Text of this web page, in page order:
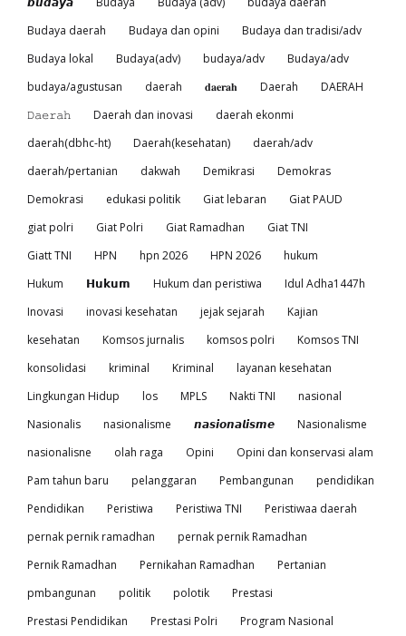
Budaya daerah
Budaya dan opini
Budaya dan tradisi/adv
Budaya lokal
Budaya(adv) budaya/adv
Budaya/adv
budaya/agustusan
daerah 𝐝𝐚𝐞𝐫𝐚𝐡 Daerah
DAERAH
𝙳𝚊𝚎𝚛𝚊𝚑
Daerah dan inovasi
daerah ekonmi
daerah(dbhc-ht)
Daerah(kesehatan)
daerah/adv
daerah/pertanian
dakwah Demikrasi
Demokras
Demokrasi
edukasi politik Giat lebaran
Giat PAUD
giat polri
Giat Polri Giat Ramadhan
Giat TNI
Giatt TNI
HPN hpn 2026 HPN 2026
hukum
Hukum
𝗛𝘂𝗸𝘂𝗺 Hukum dan peristiwa
Idul Adha1447h
Inovasi
inovasi kesehatan jejak sejarah
Kajian
kesehatan
Komsos jurnalis komsos polri
Komsos TNI
konsolidasi
kriminal Kriminal
layanan kesehatan
Lingkungan Hidup
los MPLS Nakti TNI
nasional
Nasionalis
nasionalisme 𝙣𝙖𝙨𝙞𝙤𝙣𝙖𝙡𝙞𝙨𝙢𝙚
Nasionalisme
nasionalisne
olah raga Opini
Opini dan konservasi alam
Pam tahun baru
pelanggaran Pembangunan
pendidikan
Pendidikan
Peristiwa Peristiwa TNI
Peristiwaa daerah
pernak pernik ramadhan
pernak pernik Ramadhan
Pernik Ramadhan
Pernikahan Ramadhan
Pertanian
pmbangunan
politik polotik
Prestasi
Prestasi Pendidikan
Prestasi Polri
Program Nasional